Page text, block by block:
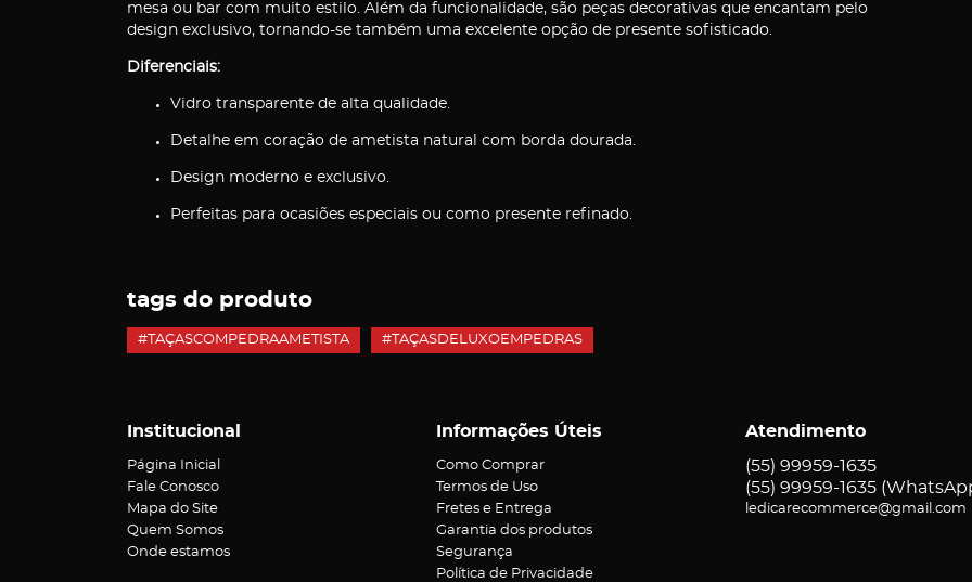
mesa ou bar com muito estilo. Além da funcionalidade, são peças decorativas que encantam pelo
design exclusivo, tornando-se também uma excelente opção de presente sofisticado.
Diferenciais:
Vidro transparente de alta qualidade.
Detalhe em coração de ametista natural com borda dourada.
Design moderno e exclusivo.
Perfeitas para ocasiões especiais ou como presente refinado.
tags do produto
#TAÇASCOMPEDRAAMETISTA #TAÇASDELUXOEMPEDRAS
Institucional
Página Inicial
Fale Conosco
Mapa do Site
Quem Somos
Onde estamos
Informações Úteis
Como Comprar
Termos de Uso
Fretes e Entrega
Garantia dos produtos
Segurança
Política de Privacidade
Atendimento
(55) 99959-1635
(55) 99959-1635
ledicarecommerce@gmail.com